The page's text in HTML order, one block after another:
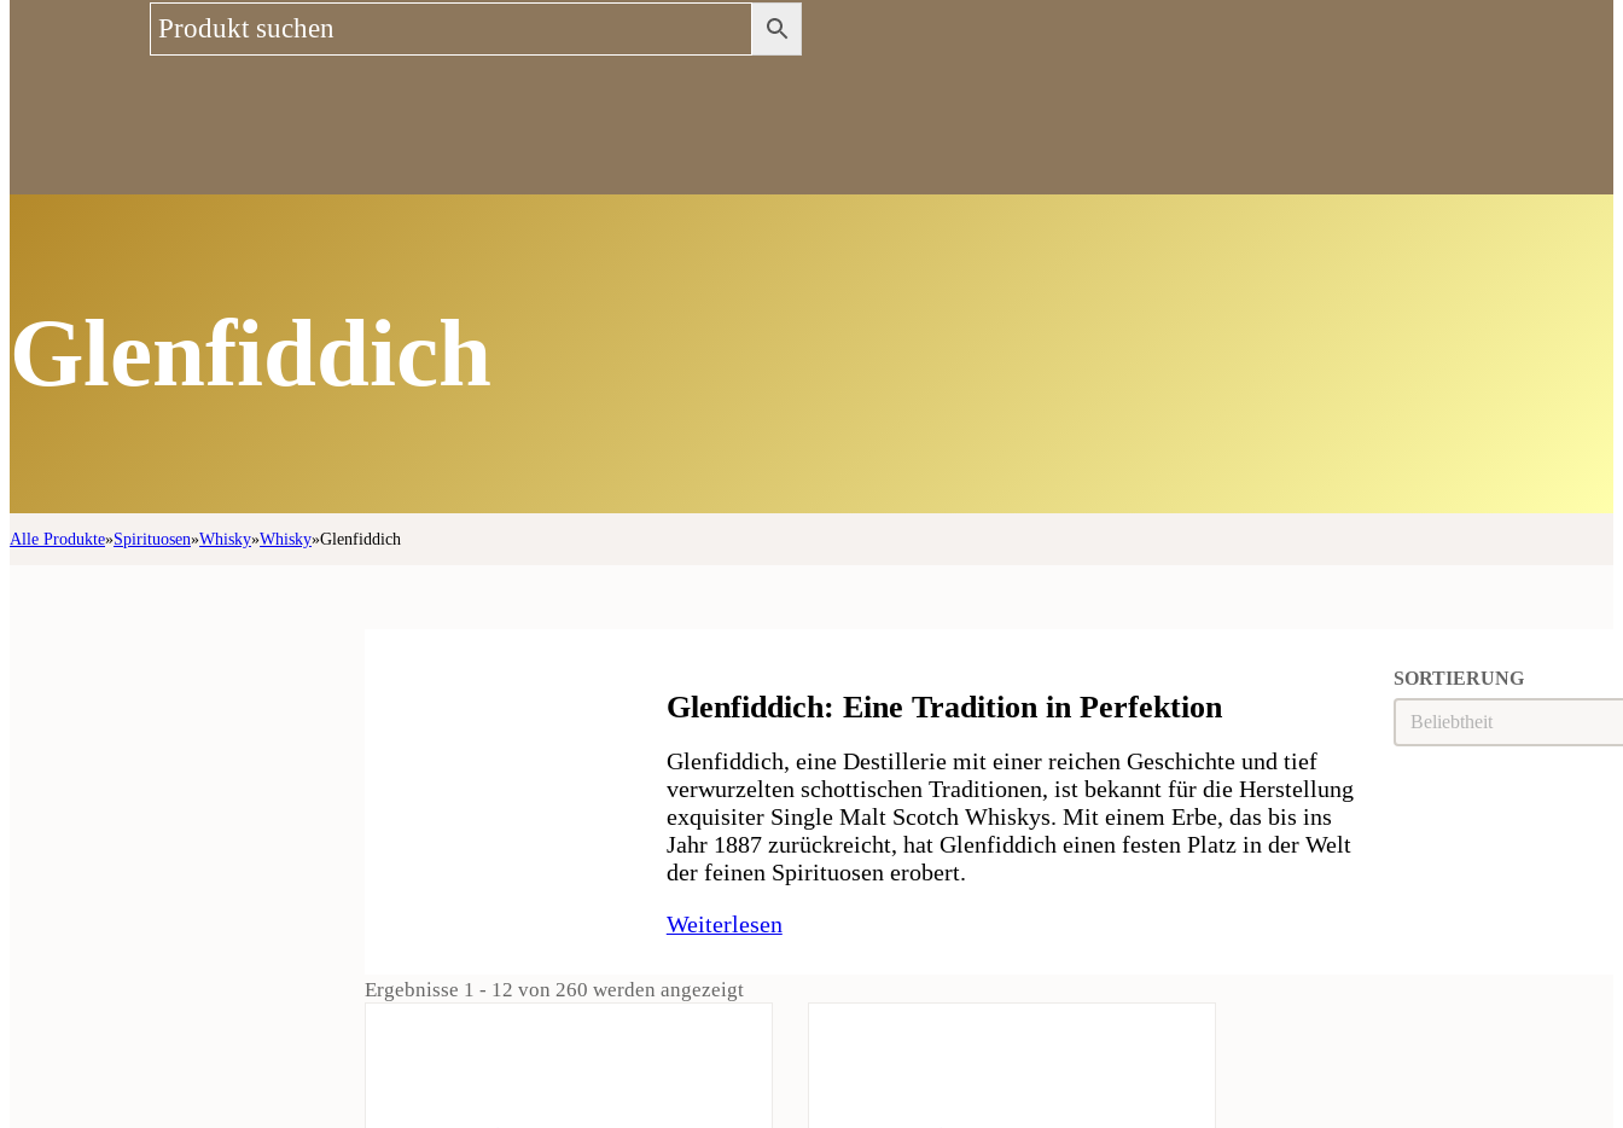
Glenfiddich
Alle Produkte»Spirituosen»Whisky»Whisky»Glenfiddich
Glenfiddich: Eine Tradition in Perfektion
Glenfiddich, eine Destillerie mit einer reichen Geschichte und tief
verwurzelten schottischen Traditionen, ist bekannt für die Herstellung
exquisiter Single Malt Scotch Whiskys. Mit einem Erbe, das bis ins
Jahr 1887 zurückreicht, hat Glenfiddich einen festen Platz in der Welt
der feinen Spirituosen erobert.
Weiterlesen
SORTIERUNG
SORTIERUNG
Sortierung
Ergebnisse 1 - 12 von 260 werden angezeigt